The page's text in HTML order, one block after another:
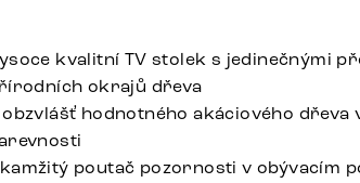
kvalitní TV stolek s jedinečnými
okrajů dřeva
obzvlášť hodnotného akáciového
poutač pozornosti v obývacím